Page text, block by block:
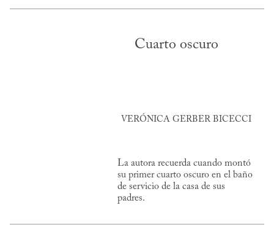
Cuarto oscuro
VERÓNICA GERBER BICECCI
La autora recuerda cuando montó
su primer cuarto oscuro en el baño
de servicio de la casa de sus
padres.